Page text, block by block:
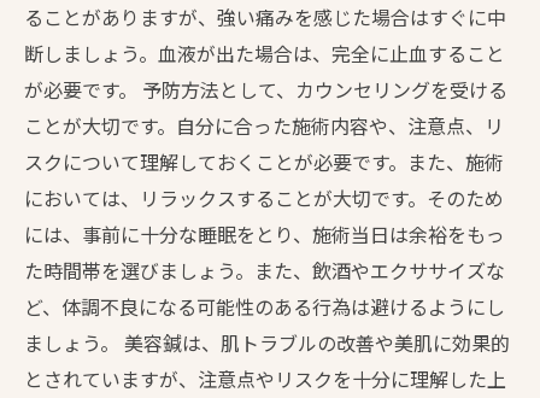
ることがありますが、強い痛みを感じた場合はすぐに中
断しましょう。血液が出た場合は、完全に止血すること
が必要です。 予防方法として、カウンセリングを受ける
ことが大切です。自分に合った施術内容や、注意点、リ
スクについて理解しておくことが必要です。また、施術
においては、リラックスすることが大切です。そのため
には、事前に十分な睡眠をとり、施術当日は余裕をもっ
た時間帯を選びましょう。また、飲酒やエクササイズな
ど、体調不良になる可能性のある行為は避けるようにし
ましょう。 美容鍼は、肌トラブルの改善や美肌に効果的
とされていますが、注意点やリスクを十分に理解した上